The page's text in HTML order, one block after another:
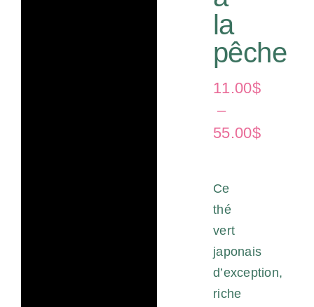
Panier
la
pêche
11.00$
–
55.00$Plage
Ce
thé
vert
japonais
d’exception,
riche